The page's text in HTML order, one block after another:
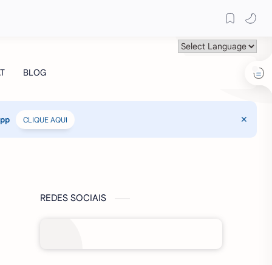
CLIQUE AQUI
REDES SOCIAIS